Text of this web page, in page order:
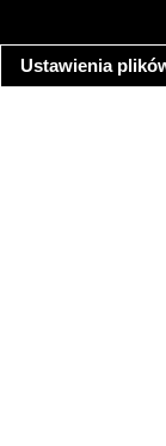
Ustawienia